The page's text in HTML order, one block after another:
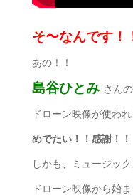
そ〜なんです！
あの！！
島谷ひとみ さん
ドローン映像が使われ
めでたい！！感謝！！
しかも、ミュージッ
ドローン映像から始